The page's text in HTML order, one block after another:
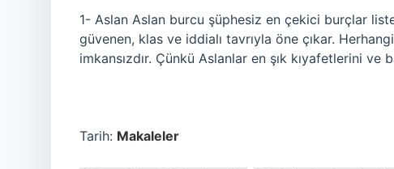
1- Aslan Aslan burcu şüphesiz en çekici burçlar
güvenen, klas ve iddialı tavrıyla öne çıkar.
imkansızdır. Çünkü Aslanlar en şık kıyafetlerini ve
Tarih: Makaleler